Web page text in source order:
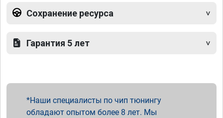
Сохранение ресурса
Гарантия 5 лет
Наши специалисты по чип тюнингу
обладают опытом более 8 лет. Мы